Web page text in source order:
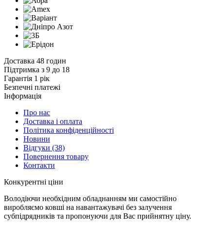
Доставка 48 годин
Підтримка з 9 до 18
Гарантія 1 рік
Безпечні платежі
Інформація
Про нас
Доставка і оплата
Політика конфіденційності
Новини
Відгуки (38)
Повернення товару
Контакти
Конкурентні ціни
Володіючи необхідним обладнанням ми самостійно
виробляємо ковші на навантажувачі без залучення
субпідрядників та пропонуючи для Вас прийнятну ціну.